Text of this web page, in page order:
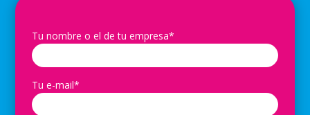
Tu nombre o el de tu empresa*
Tu e-mail*